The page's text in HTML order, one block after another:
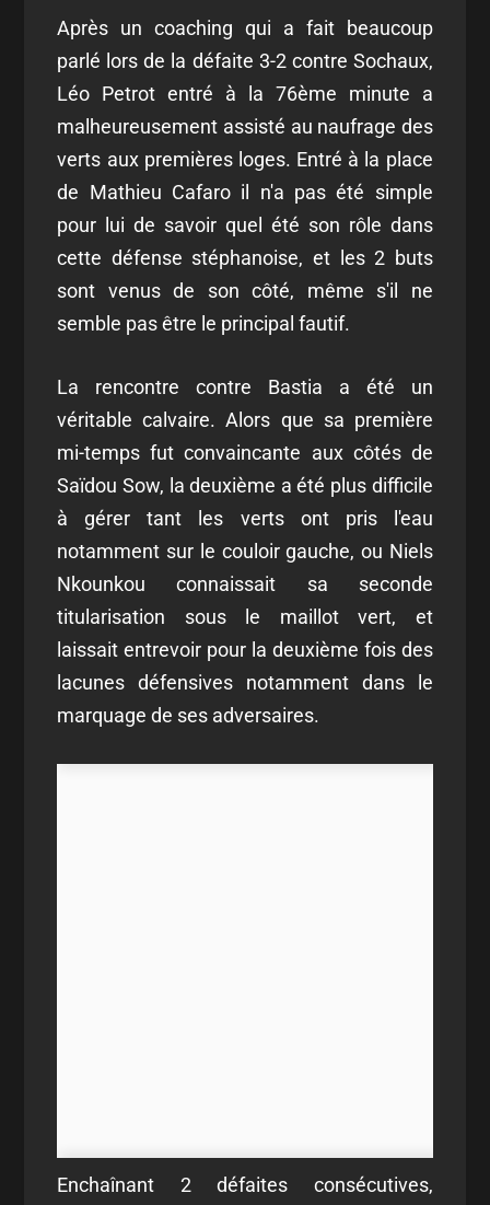
Après un coaching qui a fait beaucoup
parlé lors de la défaite 3-2 contre Sochaux,
Léo Petrot entré à la 76ème minute a
malheureusement assisté au naufrage des
verts aux premières loges. Entré à la place
de Mathieu Cafaro il n'a pas été simple
pour lui de savoir quel été son rôle dans
cette défense stéphanoise, et les 2 buts
sont venus de son côté, même s'il ne
semble pas être le principal fautif.
La rencontre contre Bastia a été un
véritable calvaire. Alors que sa première
mi-temps fut convaincante aux côtés de
Saïdou Sow, la deuxième a été plus difficile
à gérer tant les verts ont pris l'eau
notamment sur le couloir gauche, ou Niels
Nkounkou connaissait sa seconde
titularisation sous le maillot vert, et
laissait entrevoir pour la deuxième fois des
lacunes défensives notamment dans le
marquage de ses adversaires.
Enchaînant 2 défaites consécutives,